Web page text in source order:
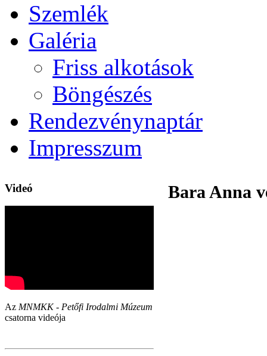
Szemlék
Galéria
Friss alkotások
Böngészés
Rendezvénynaptár
Impresszum
Videó
Az MNMKK - Petőfi Irodalmi Múzeum
csatorna videója
Bara Anna